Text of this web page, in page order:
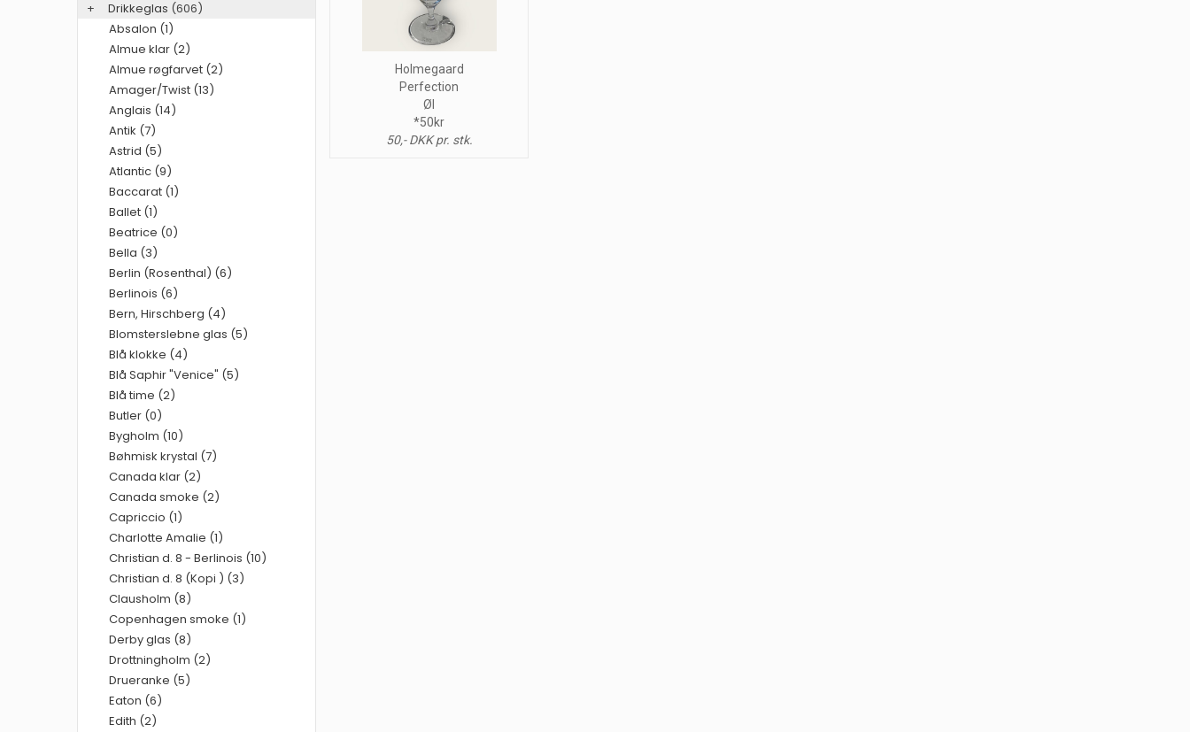
Holmegaard
Perfection
Øl
*50kr
50,- DKK pr. stk.
+ Drikkeglas (606)
Absalon (1)
Almue klar (2)
Almue røgfarvet (2)
Amager/Twist (13)
Anglais (14)
Antik (7)
Astrid (5)
Atlantic (9)
Baccarat (1)
Ballet (1)
Beatrice (0)
Bella (3)
Berlin (Rosenthal) (6)
Berlinois (6)
Bern, Hirschberg (4)
Blomsterslebne glas (5)
Blå klokke (4)
Blå Saphir "Venice" (5)
Blå time (2)
Butler (0)
Bygholm (10)
Bøhmisk krystal (7)
Canada klar (2)
Canada smoke (2)
Capriccio (1)
Charlotte Amalie (1)
Christian d. 8 - Berlinois (10)
Christian d. 8 (Kopi ) (3)
Clausholm (8)
Copenhagen smoke (1)
Derby glas (8)
Drottningholm (2)
Drueranke (5)
Eaton (6)
Edith (2)